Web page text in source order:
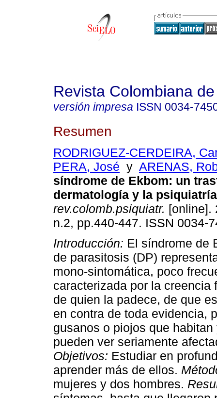
Revista Colombiana
versión impresa ISSN 0034-
Resumen
RODRIGUEZ-CERDEIRA,
PERA, José y ARENAS,
síndrome de Ekbom: un
dermatología y la psiquiatría
rev.colomb.psiquiatr. [online].
n.2, pp.440-447. ISSN 0034-
Introducción: El síndrome de
de parasitosis (DP)
mono-sintomática, poco
caracterizada por la creencia
de quien la padece, de que
en contra de toda evidencia,
gusanos o piojos que
pueden ver seriamente
Objetivos: Estudiar en
aprender más de ellos.
mujeres y dos hombres.